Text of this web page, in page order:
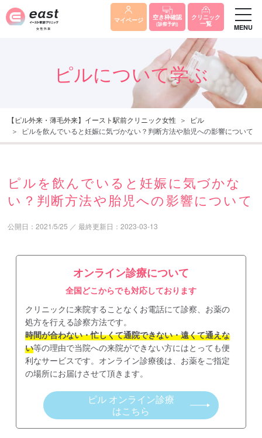
マイページ 空き枠確認
(診察予約)
クリニック
一覧 MENU
ピルについて学ぶ
【ピル外来・薄毛外来】イースト駅前クリニック女性
ピル
ピルを飲んでいると妊娠に気づかない？判断方法や胎児への影響について
ピルを飲んでいると妊娠に気づかな
い？判断方法や胎児への影響について
公開日：2021/5/25 ／最終更新日：2023-03-13
オンライン診療について
全国どこからでも対応しております
クリニックに来院することなくお電話にて診察、お薬の
処方を行える診察方法です。
時間が合わない・忙しくて通院できない・遠くて通えな
い等の理由で当院への来院ができない方にはとっても便
利なサービスです。オンライン診療後は、お薬をご指定
の場所にお届けさせて頂きます。
ピル オンライン診療
はこちら